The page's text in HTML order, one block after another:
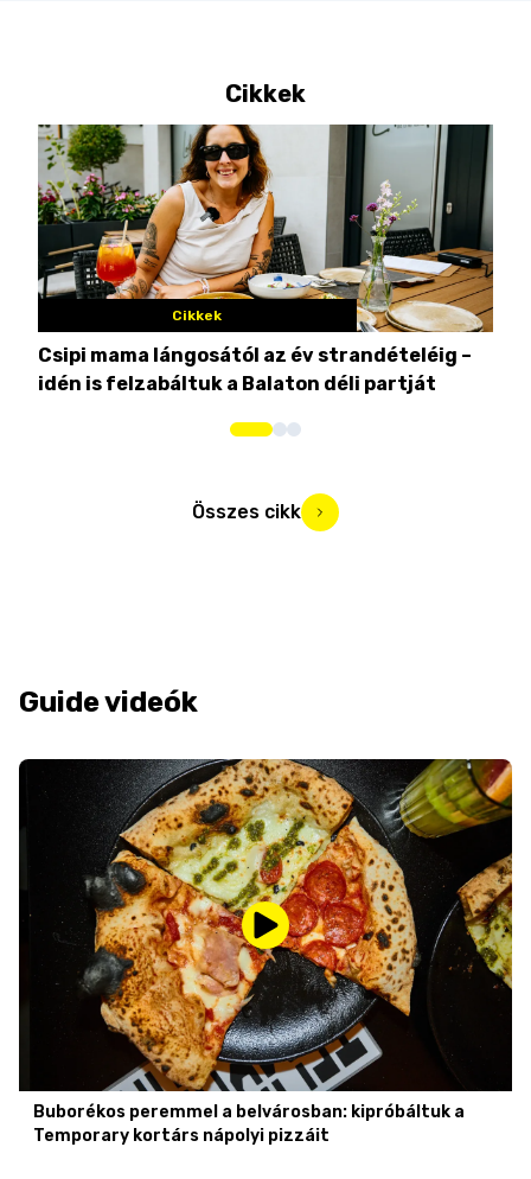
Cikkek
Cikkek
Csipi mama lángosától az év strandételéig –
idén is felzabáltuk a Balaton déli partját
Összes cikk
Guide videók
Buborékos peremmel a belvárosban: kipróbáltuk a
Temporary kortárs nápolyi pizzáit